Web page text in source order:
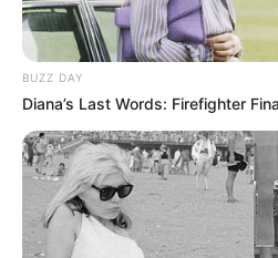
BUZZ DAY
Diana’s Last Words: Firefighter